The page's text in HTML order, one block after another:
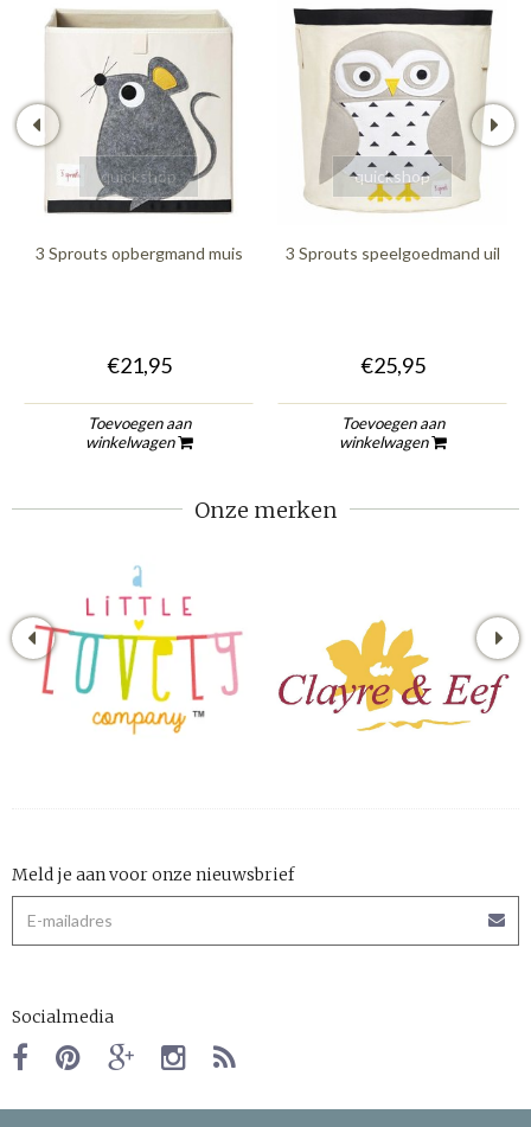
quickshop
3 Sprouts opbergmand muis
€21,95
Toevoegen aan
winkelwagen
quickshop
3 Sprouts speelgoedmand uil
€25,95
Toevoegen aan
winkelwagen
Onze merken
Meld je aan voor onze nieuwsbrief
Socialmedia